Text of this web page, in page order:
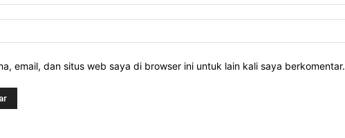
email, dan situs web saya di browser ini untuk lain kali saya berkomentar.